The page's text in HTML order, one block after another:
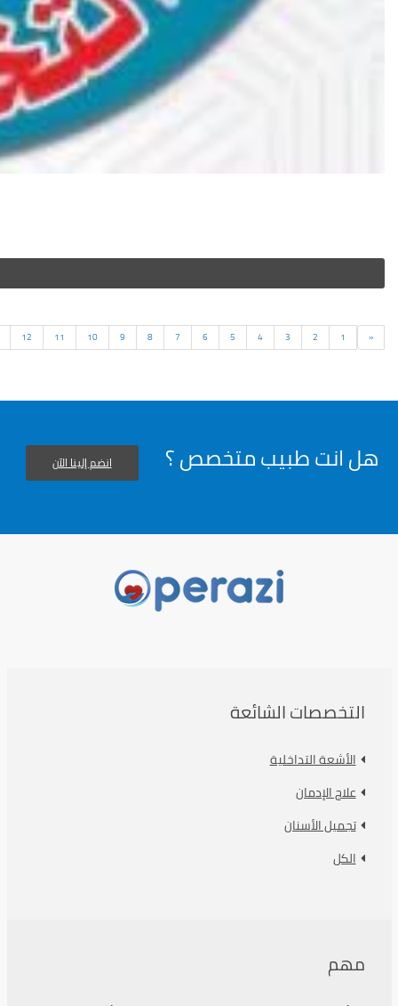
«السابق 1
2
3
4
5
6
7
8
9
10
11
12
هل انت طبيب متخصص ؟ انضم إلينا الآن
التخصصات الشائعة
الأشعة التداخلية
علاج الإدمان
تجميل الأسنان
الكل
مهم